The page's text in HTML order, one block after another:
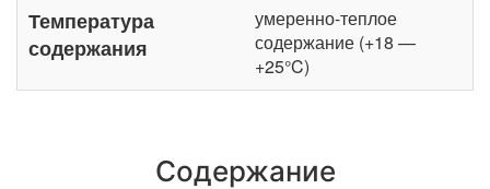
Температура
содержания
умеренно-теплое
содержание (+18 —
+25°C)
Содержание